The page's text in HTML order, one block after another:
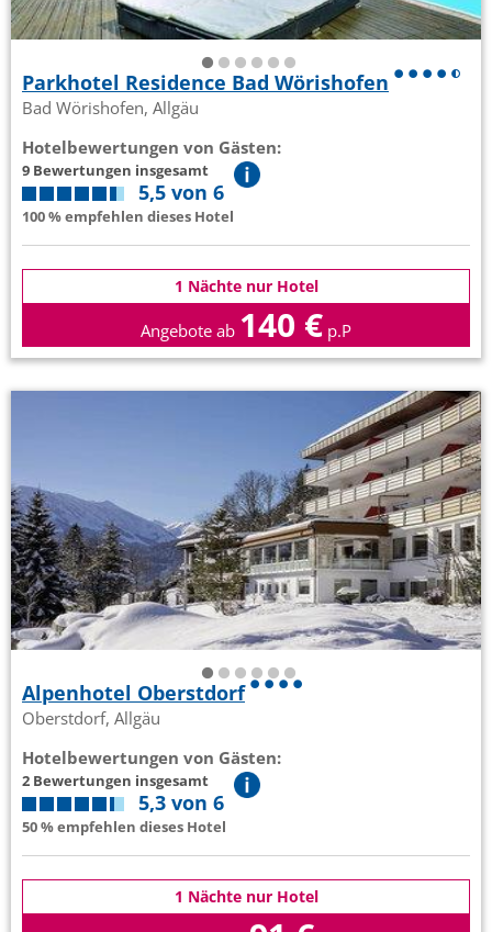
Parkhotel Residence Bad Wörishofen
Bad Wörishofen, Allgäu
Hotelbewertungen von Gästen:
9 Bewertungen insgesamt
5,5 von 6
100 % empfehlen dieses Hotel
1 Nächte nur Hotel
Angebote ab 140 € p.P
Alpenhotel Oberstdorf
Oberstdorf, Allgäu
Hotelbewertungen von Gästen:
2 Bewertungen insgesamt
5,3 von 6
50 % empfehlen dieses Hotel
1 Nächte nur Hotel